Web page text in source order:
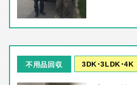
不用品回収 3DK･3LDK･4K